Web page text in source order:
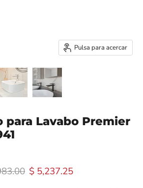
Pulsa para acercar
para Lavabo Premier
originalPrecio actual
$ 5,237.25